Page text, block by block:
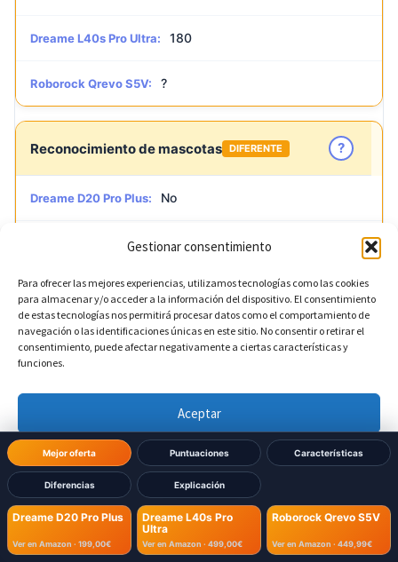
Gestionar consentimiento
Para ofrecer las mejores experiencias, utilizamos tecnologías como las cookies
para almacenar y/o acceder a la información del dispositivo. El consentimiento
de estas tecnologías nos permitirá procesar datos como el comportamiento de
navegación o las identificaciones únicas en este sitio. No consentir o retirar el
consentimiento, puede afectar negativamente a ciertas características y
funciones.
Aceptar
Denegar
Ver preferencias
Política de cookies Política de Privacidad Aviso Legal
Mejor oferta Puntuaciones Características
Diferencias Explicación
Dreame D20 Pro Plus
Ver en Amazon · 199,00€
Dreame L40s Pro
Ultra
Ver en Amazon · 499,00€
Roborock Qrevo S5V
Ver en Amazon · 449,99€
Dreame L40s Pro Ultra: 180
Roborock Qrevo S5V: ?
Reconocimiento de mascotas DIFERENTE ?
Dreame D20 Pro Plus: No
Dreame L40s Pro Ultra: Sí
Roborock Qrevo S5V: No
Detección de cortinas DIFERENTE ?
Dreame L40s Pro Ultra: Sí
Roborock Qrevo S5V: No
Acceso remoto a cámara DIFERENTE ?